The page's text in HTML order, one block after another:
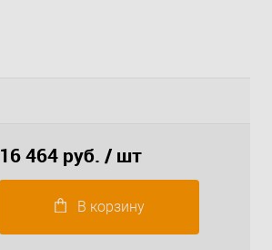
16 464 руб. / шт
В корзину